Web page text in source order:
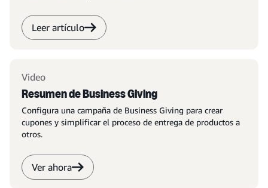
Leer artículo
Video
Resumen de Business Giving
Configura una campaña de Business Giving para crear
cupones y simplificar el proceso de entrega de productos a
otros.
Ver ahora